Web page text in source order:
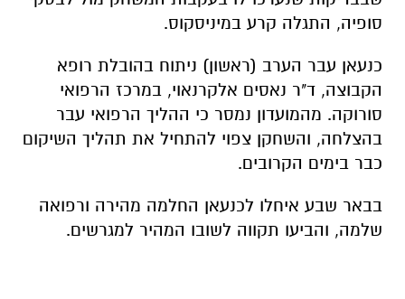
סופיה, התגלה קרע במיניסקוס.
כנעאן עבר הערב (ראשון) ניתוח בהובלת רופא
הקבוצה, ד"ר נאסים אלקרנאוי, במרכז הרפואי
סורוקה. מהמועדון נמסר כי ההליך הרפואי עבר
בהצלחה, והשחקן צפוי להתחיל את תהליך השיקום
כבר בימים הקרובים.
בבאר שבע איחלו לכנעאן החלמה מהירה ורפואה
שלמה, והביעו תקווה לשובו המהיר למגרשים.